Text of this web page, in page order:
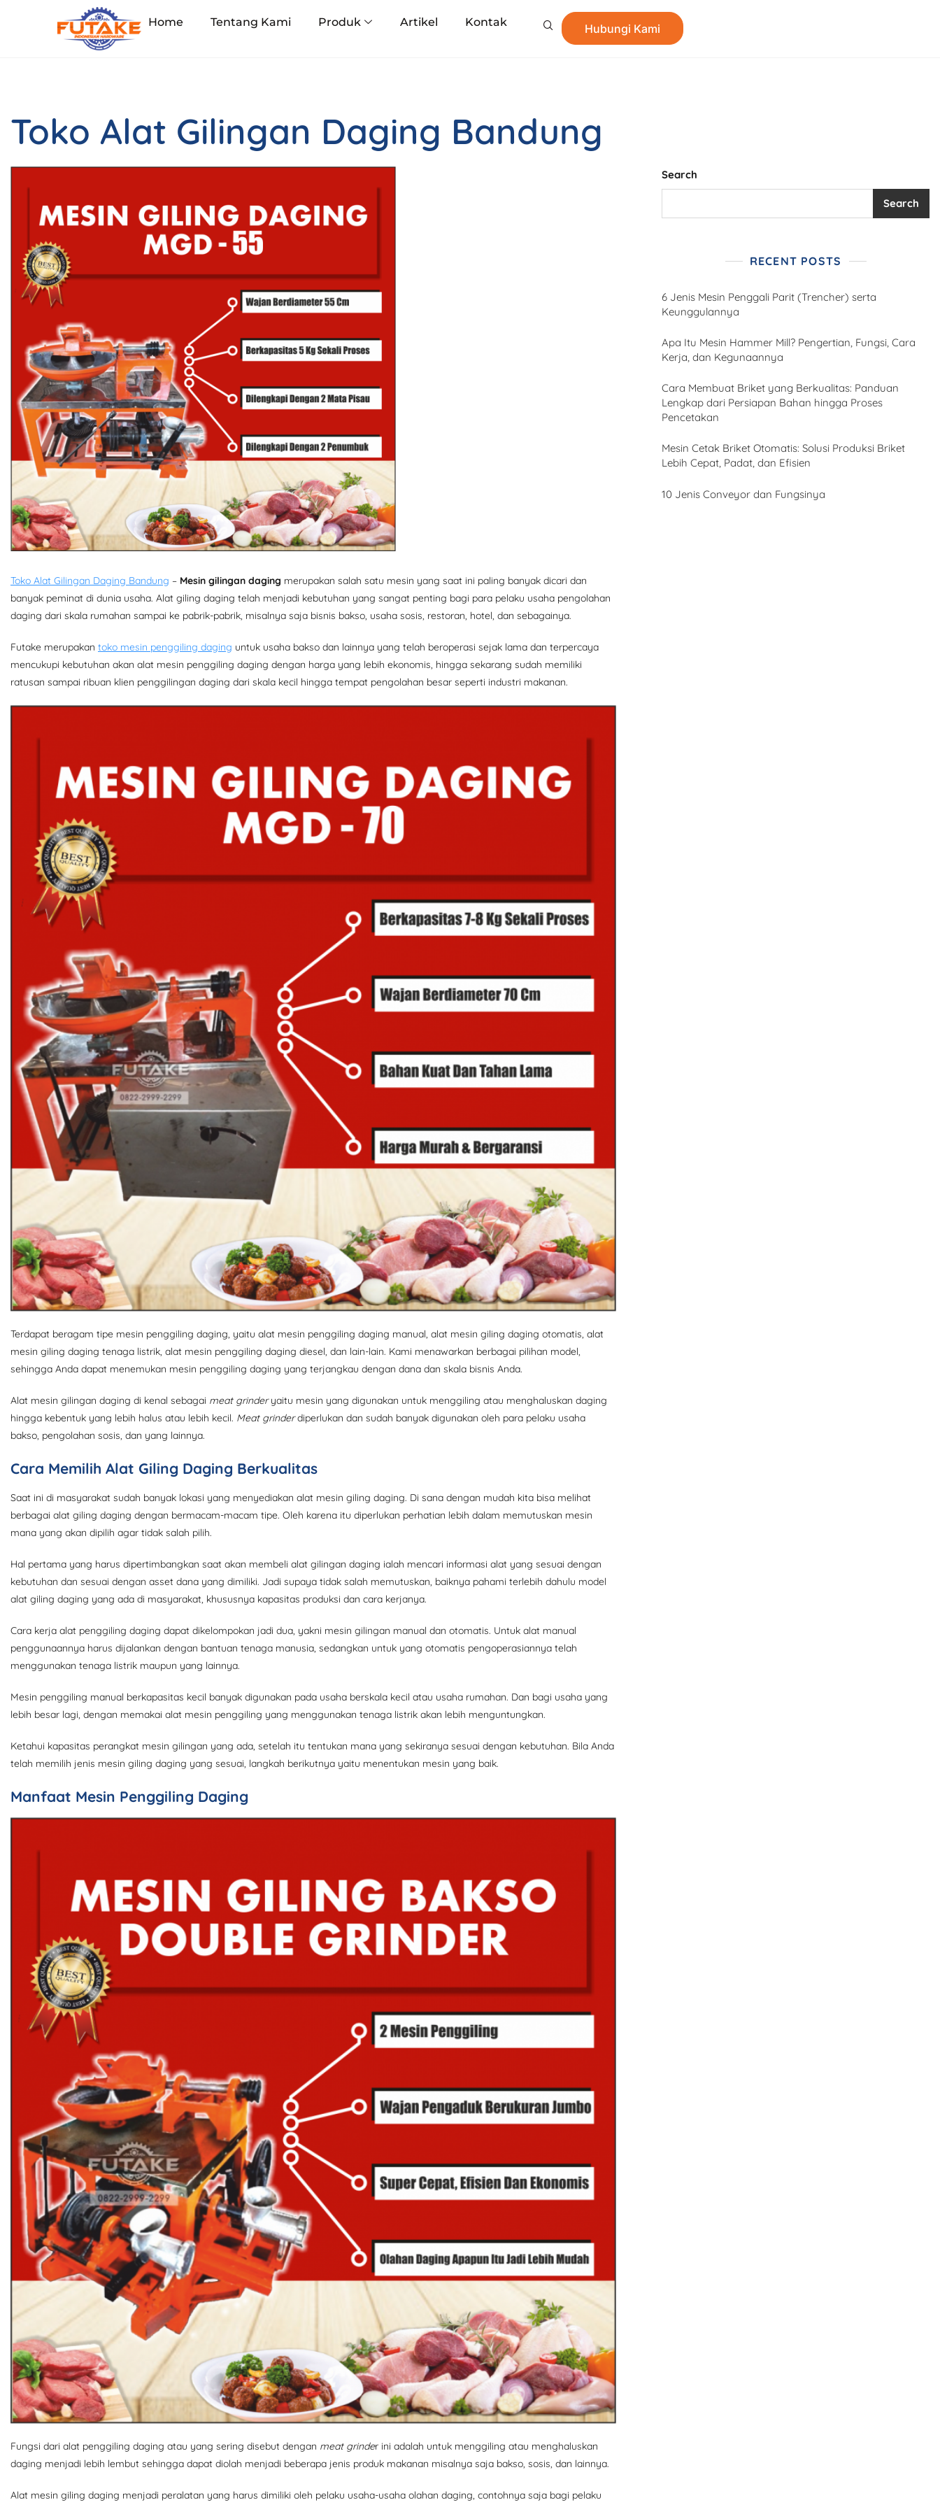
Home Tentang Kami Produk Artikel Kontak Hubungi Kami
Toko Alat Gilingan Daging Bandung
Toko Alat Gilingan Daging Bandung – Mesin gilingan daging merupakan salah satu mesin yang saat ini paling banyak dicari dan
banyak peminat di dunia usaha. Alat giling daging telah menjadi kebutuhan yang sangat penting bagi para pelaku usaha pengolahan
daging dari skala rumahan sampai ke pabrik-pabrik, misalnya saja bisnis bakso, usaha sosis, restoran, hotel, dan sebagainya.
Futake merupakan toko mesin penggiling daging untuk usaha bakso dan lainnya yang telah beroperasi sejak lama dan terpercaya
mencukupi kebutuhan akan alat mesin penggiling daging dengan harga yang lebih ekonomis, hingga sekarang sudah memiliki
ratusan sampai ribuan klien penggilingan daging dari skala kecil hingga tempat pengolahan besar seperti industri makanan.
Terdapat beragam tipe mesin penggiling daging, yaitu alat mesin penggiling daging manual, alat mesin giling daging otomatis, alat
mesin giling daging tenaga listrik, alat mesin penggiling daging diesel, dan lain-lain. Kami menawarkan berbagai pilihan model,
sehingga Anda dapat menemukan mesin penggiling daging yang terjangkau dengan dana dan skala bisnis Anda.
Alat mesin gilingan daging di kenal sebagai meat grinderyaitu mesin yang digunakan untuk menggiling atau menghaluskan daging
hingga kebentuk yang lebih halus atau lebih kecil. Meat grinderdiperlukan dan sudah banyak digunakan oleh para pelaku usaha
bakso, pengolahan sosis, dan yang lainnya.
Cara Memilih Alat Giling Daging Berkualitas
Saat ini di masyarakat sudah banyak lokasi yang menyediakan alat mesin giling daging. Di sana dengan mudah kita bisa melihat
berbagai alat giling daging dengan bermacam-macam tipe. Oleh karena itu diperlukan perhatian lebih dalam memutuskan mesin
mana yang akan dipilih agar tidak salah pilih.
Hal pertama yang harus dipertimbangkan saat akan membeli alat gilingan daging ialah mencari informasi alat yang sesuai dengan
kebutuhan dan sesuai dengan asset dana yang dimiliki. Jadi supaya tidak salah memutuskan, baiknya pahami terlebih dahulu model
alat giling daging yang ada di masyarakat, khususnya kapasitas produksi dan cara kerjanya.
Cara kerja alat penggiling daging dapat dikelompokan jadi dua, yakni mesin gilingan manual dan otomatis. Untuk alat manual
penggunaannya harus dijalankan dengan bantuan tenaga manusia, sedangkan untuk yang otomatis pengoperasiannya telah
menggunakan tenaga listrik maupun yang lainnya.
Mesin penggiling manual berkapasitas kecil banyak digunakan pada usaha berskala kecil atau usaha rumahan. Dan bagi usaha yang
lebih besar lagi, dengan memakai alat mesin penggiling yang menggunakan tenaga listrik akan lebih menguntungkan.
Ketahui kapasitas perangkat mesin gilingan yang ada, setelah itu tentukan mana yang sekiranya sesuai dengan kebutuhan. Bila Anda
telah memilih jenis mesin giling daging yang sesuai, langkah berikutnya yaitu menentukan mesin yang baik.
Manfaat Mesin Penggiling Daging
Fungsi dari alat penggiling daging atau yang sering disebut dengan meat grinder ini adalah untuk menggiling atau menghaluskan
daging menjadi lebih lembut sehingga dapat diolah menjadi beberapa jenis produk makanan misalnya saja bakso, sosis, dan lainnya.
Alat mesin giling daging menjadi peralatan yang harus dimiliki oleh pelaku usaha-usaha olahan daging, contohnya saja bagi pelaku
Search
Search
RECENT POSTS
6 Jenis Mesin Penggali Parit (Trencher) serta
Keunggulannya
Apa Itu Mesin Hammer Mill? Pengertian, Fungsi, Cara
Kerja, dan Kegunaannya
Cara Membuat Briket yang Berkualitas: Panduan
Lengkap dari Persiapan Bahan hingga Proses
Pencetakan
Mesin Cetak Briket Otomatis: Solusi Produksi Briket
Lebih Cepat, Padat, dan Efisien
10 Jenis Conveyor dan Fungsinya